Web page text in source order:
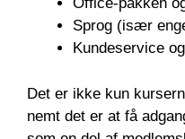
Office-pakken
Sprog (især
Kundeservice
Det er ikke kun
nemt det er at få